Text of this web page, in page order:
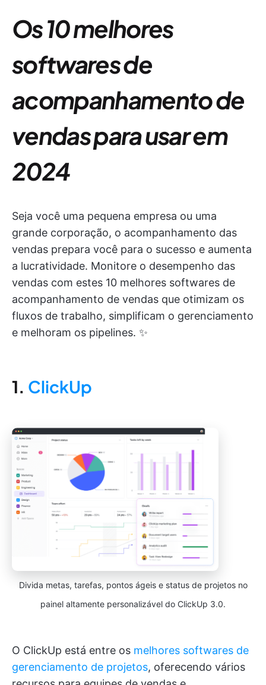
Os 10 melhores
softwares de
acompanhamento de
vendas para usar em
2024
Seja você uma pequena empresa ou uma
grande corporação, o acompanhamento das
vendas prepara você para o sucesso e aumenta
a lucratividade. Monitore o desempenho das
vendas com estes 10 melhores softwares de
acompanhamento de vendas que otimizam os
fluxos de trabalho, simplificam o gerenciamento
e melhoram os pipelines. ✨
1. ClickUp
Divida metas, tarefas, pontos ágeis e status de projetos no
painel altamente personalizável do ClickUp 3.0.
O ClickUp está entre os melhores softwares de
gerenciamento de projetos, oferecendo vários